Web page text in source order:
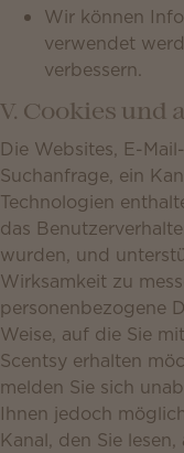
Wir können
verwendet
verbessern.
V. Cookies und
Die Websites, E-
Suchanfrage, ein
Technologien
das
wurden, und
Wirksamkeit zu
personenbezogene
Weise, auf die Sie
Scentsy erhalten
melden Sie sich
Ihnen jedoch
Kanal, den Sie